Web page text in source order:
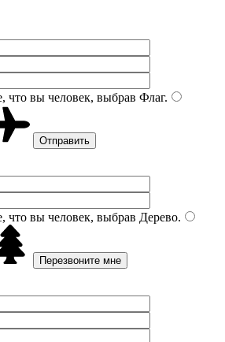
что вы человек, выбрав Флаг.
что вы человек, выбрав Дерево.